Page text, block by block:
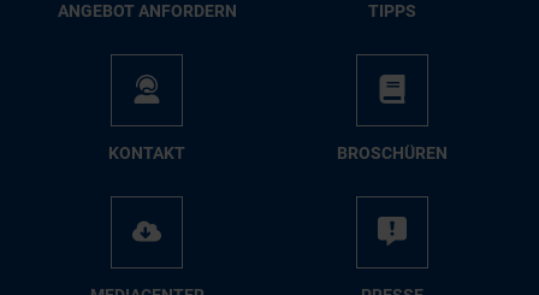
AN­GE­BOT AN­FOR­DERN TIPPS
KON­TAKT BRO­SCHÜ­REN